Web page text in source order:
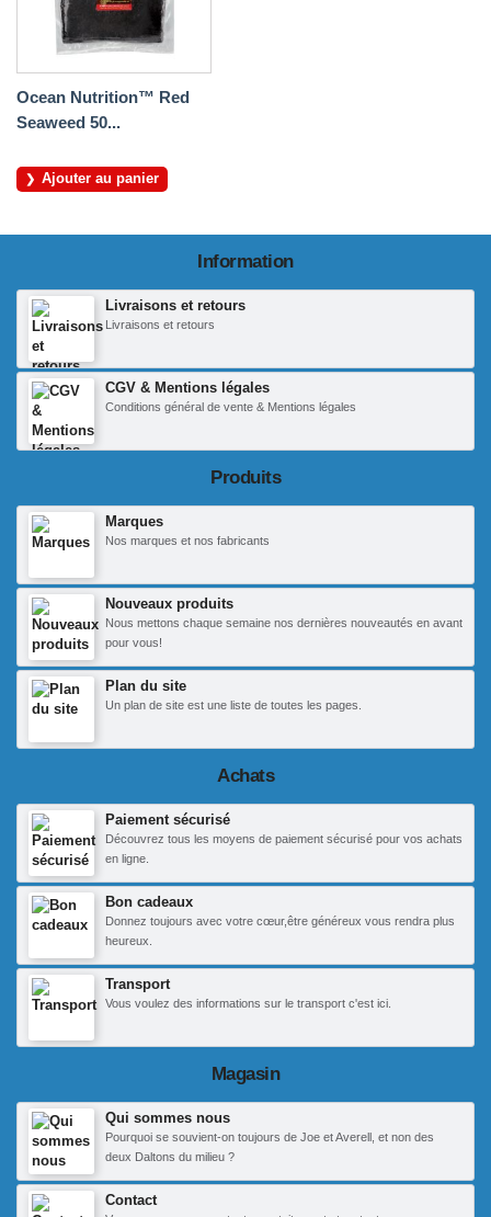
Ocean Nutrition™ Red
Seaweed 50...
Ajouter au panier
Information
Livraisons et retours
Livraisons et retours
CGV & Mentions légales
Conditions général de vente & Mentions légales
Produits
Marques
Nos marques et nos fabricants
Nouveaux produits
Nous mettons chaque semaine nos dernières nouveautés en avant
pour vous!
Plan du site
Un plan de site est une liste de toutes les pages.
Achats
Paiement sécurisé
Découvrez tous les moyens de paiement sécurisé pour vos achats
en ligne.
Bon cadeaux
Donnez toujours avec votre cœur,être généreux vous rendra plus
heureux.
Transport
Vous voulez des informations sur le transport c'est ici.
Magasin
Qui sommes nous
Pourquoi se souvient-on toujours de Joe et Averell, et non des
deux Daltons du milieu ?
Contact